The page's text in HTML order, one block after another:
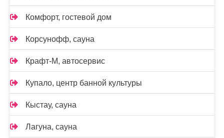
Комфорт, гостевой дом
Корсунофф, сауна
Крафт-М, автосервис
Купало, центр банной культуры
Кыстау, сауна
Лагуна, сауна